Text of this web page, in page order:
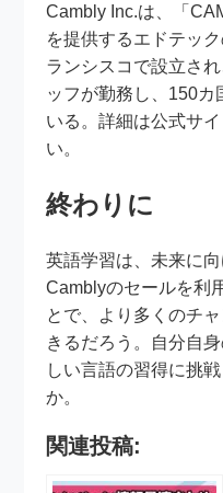
Cambly Inc.は、「
を提供するエドテッ
ランシスコで設立さ
ッフが勤務し、150カ
いる。詳細は公式サイ
い。
終わりに
英語学習は、未来に
Camblyのセールを利
とで、より多くのチ
きるだろう。自分自
しい言語の習得に挑
か。
関連投稿: